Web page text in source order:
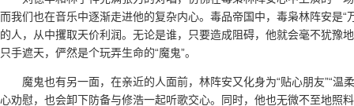
而我们也在音乐中逐渐走进他的复杂内心。毒品帝国中，毒枭林阵安是
的人，从中攫取天价利润。无论是谁，只要造成阻碍，他就会毫不犹豫
只手遮天，俨然是个玩弄生命的“魔鬼”。
魔鬼也有另一面，在亲近的人面前，林阵安又化身为“贴心朋友”“
心劝慰，也会卸下防备与修浩一起听歌交心。同时，他也无微不至地照